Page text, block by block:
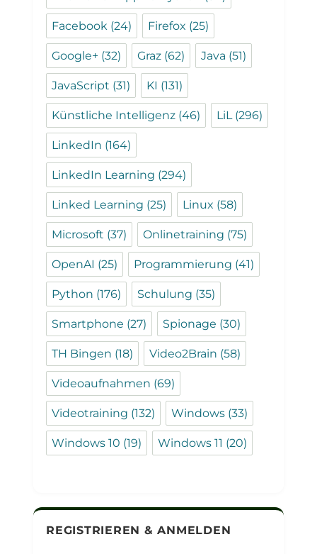
Facebook (24) Firefox (25)
Google+ (32) Graz (62) Java (51)
JavaScript (31) KI (131)
Künstliche Intelligenz (46) LiL(296)
LinkedIn (164)
LinkedIn Learning (294)
Linked Learning (25) Linux (58)
Microsoft (37) Onlinetraining (75)
OpenAI (25) Programmierung (41)
Python (176) Schulung (35)
Smartphone (27) Spionage (30)
TH Bingen (18) Video2Brain (58)
Videoaufnahmen (69)
Videotraining (132) Windows (33)
Windows 10 (19) Windows 11 (20)
REGISTRIEREN & ANMELDEN